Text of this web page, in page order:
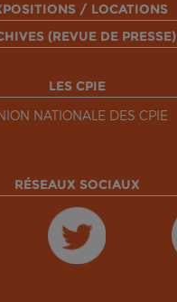
/ LOCATIONS
(REVUE DE PRESSE)
LES CPIE
NATIONALE DES CPIE
RÉSEAUX SOCIAUX